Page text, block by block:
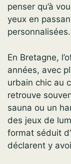
penser qu’à
yeux en
personnalisées.
En Bretagne,
années, avec
urbain chic au
retrouve
sauna ou un
des jeux de
format séduit
déclarent y